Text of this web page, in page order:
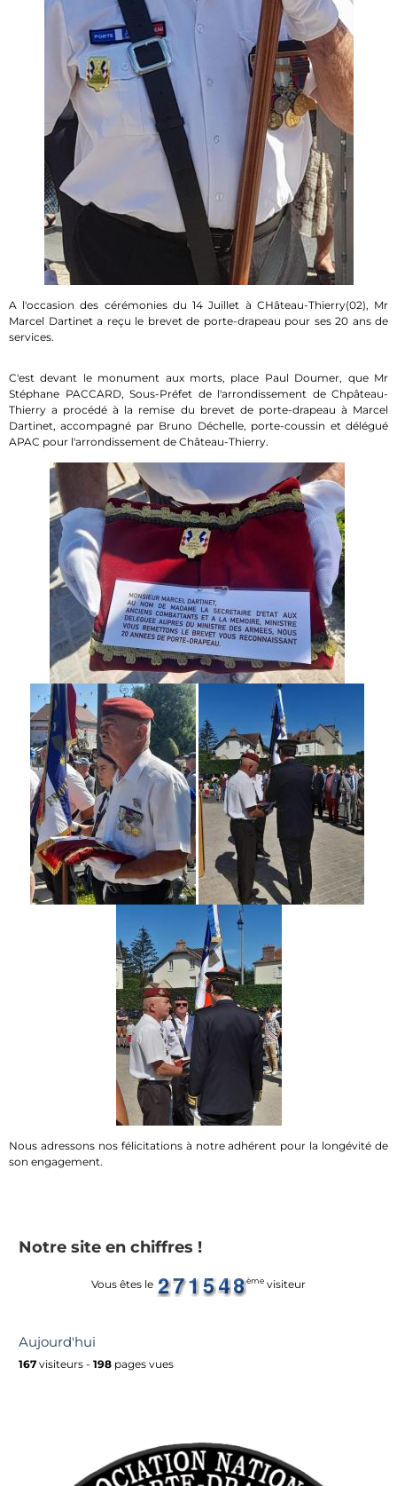
A l'occasion des cérémonies du 14 Juillet à CHâteau-Thierry(02), Mr
Marcel Dartinet a reçu le brevet de porte-drapeau pour ses 20 ans de
services.
C'est devant le monument aux morts, place Paul Doumer, que Mr
Stéphane PACCARD, Sous-Préfet de l'arrondissement de Chpâteau-
Thierry a procédé à la remise du brevet de porte-drapeau à Marcel
Dartinet, accompagné par Bruno Déchelle, porte-coussin et délégué
APAC pour l'arrondissement de Château-Thierry.
Nous adressons nos félicitations à notre adhérent pour la longévité de
son engagement.
Notre site en chiffres !
Vous êtes le ème visiteur
Aujourd'hui
167 visiteurs - 198 pages vues